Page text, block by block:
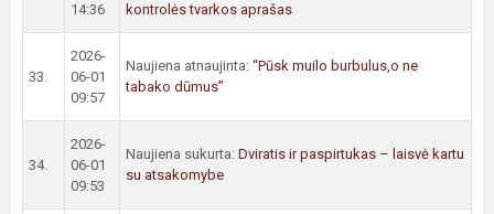
14:36
kontrolės tvarkos aprašas
33.
2026-
06-01
09:57
Naujiena atnaujinta: “Pūsk muilo burbulus,o ne
tabako dūmus”
34.
2026-
06-01
09:53
Naujiena sukurta: Dviratis ir paspirtukas – laisvė kartu
su atsakomybe